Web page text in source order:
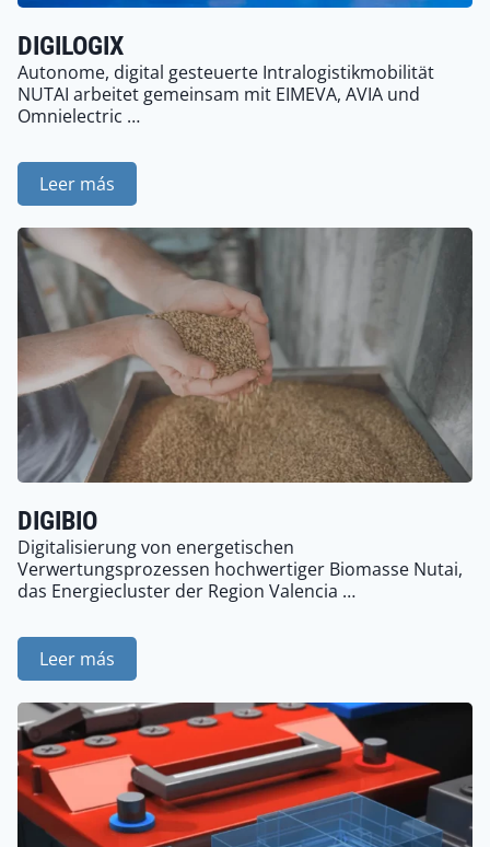
DIGILOGIX
Autonome, digital gesteuerte Intralogistikmobilität
NUTAI arbeitet gemeinsam mit EIMEVA, AVIA und
Omnielectric …
Leer más
DIGIBIO
Digitalisierung von energetischen
Verwertungsprozessen hochwertiger Biomasse Nutai,
das Energiecluster der Region Valencia …
Leer más